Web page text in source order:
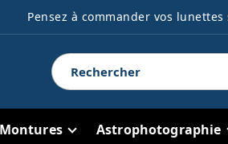
Pensez à commander vos
Montures Astrophotographie